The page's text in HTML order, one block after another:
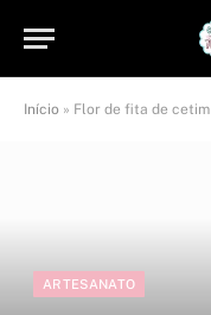
Início » Flor de fita de cetim
ARTESANATO